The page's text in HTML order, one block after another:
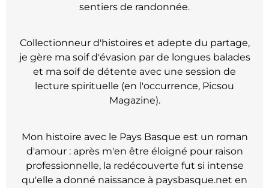
sentiers de randonnée.
Collectionneur d'histoires et adepte du partage,
je gère ma soif d'évasion par de longues balades
et ma soif de détente avec une session de
lecture spirituelle (en l'occurrence, Picsou
Magazine).
Mon histoire avec le Pays Basque est un roman
d'amour : après m'en être éloigné pour raison
professionnelle, la redécouverte fut si intense
qu'elle a donné naissance à paysbasque.net en